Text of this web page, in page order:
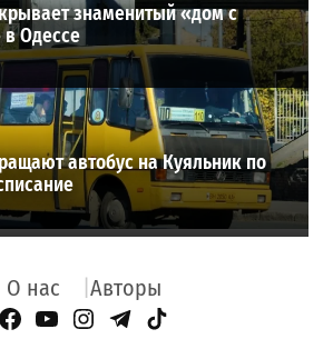
знаменитый «дом с
в Одессе
автобус на Куяльник по
О нас Авторы
Facebook Page
YouTube
Instagram
Telegram
TikTok